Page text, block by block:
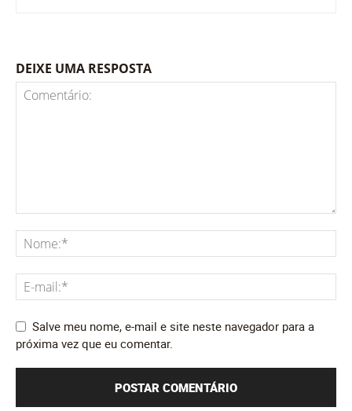
DEIXE UMA RESPOSTA
Salve meu nome, e-mail e site neste navegador para a
próxima vez que eu comentar.